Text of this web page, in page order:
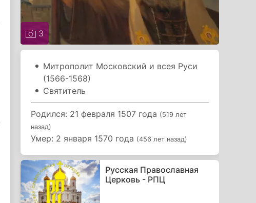
3
Митрополит Московский и всея Руси
(1566-1568)
Святитель
Родился: 21 февраля 1507 года (519 лет
назад)
Умер: 2 января 1570 года (456 лет назад)
Русская Православная
Церковь - РПЦ